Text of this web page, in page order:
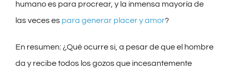
humano es para procrear, y la inmensa mayoría de
las veces es para generar placer y amor?
En resumen: ¿Qué ocurre si, a pesar de que el hombre
da y recibe todos los gozos que incesantemente